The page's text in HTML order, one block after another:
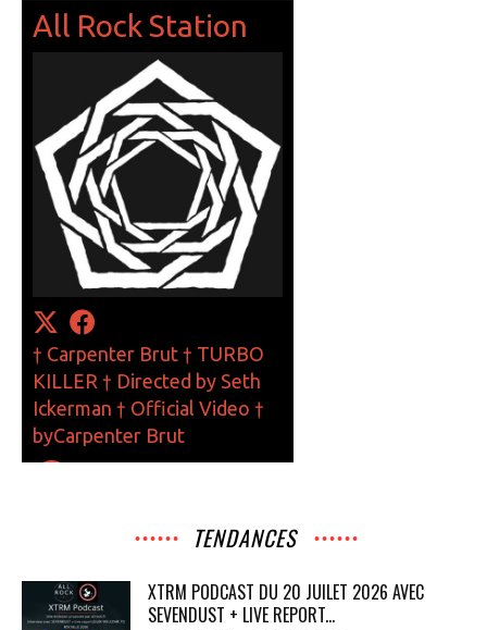
TENDANCES
XTRM PODCAST DU 20 JUILET 2026 AVEC
SEVENDUST + LIVE REPORT...